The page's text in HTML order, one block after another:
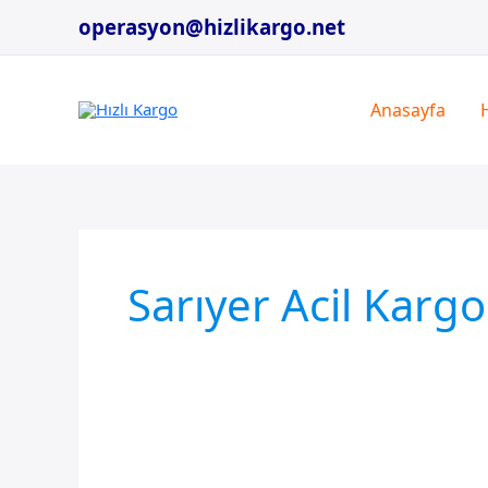
operasyon@hizlikargo.net
Anasayfa
Sarıyer Acil Kargo